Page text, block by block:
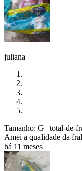
juliana
Tamanho: G | total-de-
Amei a qualidade da
há 11 meses